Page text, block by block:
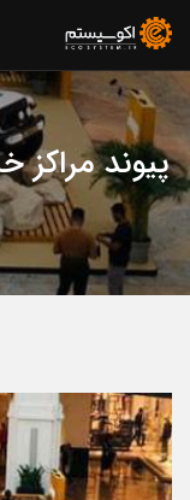
پیوند مراکز